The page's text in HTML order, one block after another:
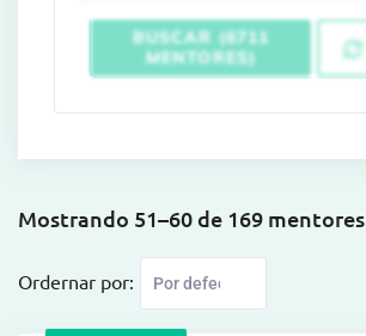
BUSCAR (6711
MENTORES)
Mostrando 51–60 de 169 mentores
Ordernar por: